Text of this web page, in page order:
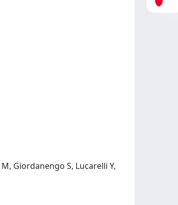
Giordanengo S, Lucarelli Y,